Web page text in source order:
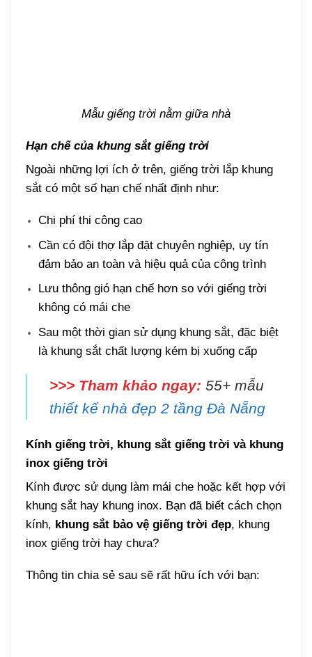
Mẫu giếng trời nằm giữa nhà
Hạn chế của khung sắt giếng trời
Ngoài những lợi ích ở trên, giếng trời lắp khung
sắt có một số hạn chế nhất định như:
Chi phí thi công cao
Cần có đội thợ lắp đặt chuyên nghiệp, uy tín
đảm bảo an toàn và hiệu quả của công trình
Lưu thông gió hạn chế hơn so với giếng trời
không có mái che
Sau một thời gian sử dụng khung sắt, đặc biệt
là khung sắt chất lượng kém bị xuống cấp
>>> Tham khảo ngay: 55+ mẫu
thiết kế nhà đẹp 2 tầng Đà Nẵng
Kính giếng trời, khung sắt giếng trời và khung
inox giếng trời
Kính được sử dụng làm mái che hoặc kết hợp với
khung sắt hay khung inox. Bạn đã biết cách chọn
kính, khung sắt bảo vệ giếng trời đẹp, khung
inox giếng trời hay chưa?
Thông tin chia sẻ sau sẽ rất hữu ích với bạn: